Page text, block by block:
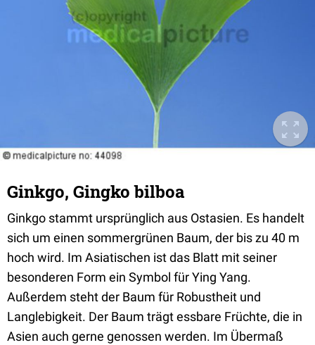
Ginkgo, Gingko bilboa
Ginkgo stammt ursprünglich aus Ostasien. Es handelt
sich um einen sommergrünen Baum, der bis zu 40 m
hoch wird. Im Asiatischen ist das Blatt mit seiner
besonderen Form ein Symbol für Ying Yang.
Außerdem steht der Baum für Robustheit und
Langlebigkeit. Der Baum trägt essbare Früchte, die in
Asien auch gerne genossen werden. Im Übermaß